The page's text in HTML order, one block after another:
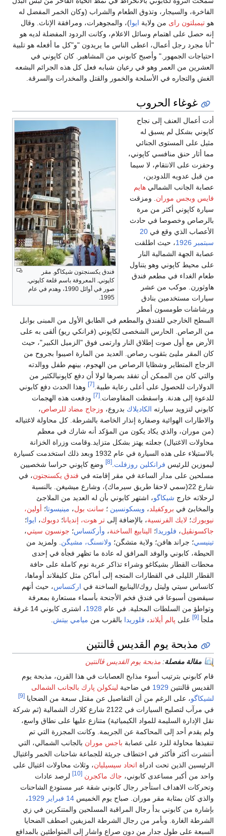
الفاخرة، والسيجار، وتذوق الطعام والشراب (وكان الخمر المفضل له
هو تيمبلتون راى من ولاية ايوا)، والمجوهرات، ومرافقة الإناث. وقال
إنه حصل على اهتمام وسائل الاعلام، وكانت الردود المفضلة لديه هو
"أنا مجرد رجل أعمال، اعطى الناس ما يريدون "و"كل ما أفعله هو تلبية
احتياجات الجمهور." وأصبح كابوني من المشاهير. كان كاپوني في
العشرين من العمر وهو في رعيان شبابه فعل كل هذه الجرائم البشعه
الغش والتجاره في الأسلحة والخمور والقتل والمخدرات والسرقة.
غوغاء الحروب
فندق يكسنجتون شيكاگو. مقر
كاپوني. المعروفة باسم قلعة كاپوني.
صور في أوائل 1990، وهدم في عام
1995.
أدت أعمال العنف إلى نجاح
كاپوني بشكل لم يسبق له
مثيل على المستوى الجنائي
مما أثار حنق منافسي كاپوني،
وحفزت على الانتقام، لا سيما
من قبل عدويه اللدودين،
عصابة الجانب الشمالي هايم
فايس وبجس موران. ومزقت
سيارة كاپوني أكثر من مرة
بالرصاص وخصوصا في حادث
الأعصاب الذي وقع في 20
سبتمبر 1926، حيث اطلقت
عصابة الجهة الشمالية النار
على محيط كاپوني وهو يتناول
طعام الغداء في مطعم فندق
هاوثورن. موكب من عشر
سيارات مستخدمين بنادق
ورشاشات طومسون أمطر
السطح الخارجي للفندق والمطعم في الطابق الأول من المبنى بوابل
من الرصاص. الحارس الشخصى لكاپوني (فرانكي ريو) ألقى به على
الأرض مع أول صوت إطلاق النار وارتمى فوق "الزميل الكبير"، حيث
كان المقر مليئ بثقوب رصاص. العديد من المارة اصيبوا بجروح من
الزجاج المتطاير وشظايا الرصاص من الهجوم، بينهم طفل ووالدته
والتي كان من الممكن أن تفقد بصرها لولا أن دفع كاپونيالكثير من
الدولارات للحصول على أعلى رعاية طبية.[7]
وهذا الحدث دفع كابوني
للدعوة إلى هدنة. واسقطت المفاوضات.[7]
ودفعت هذه الهجمات
كابوني لتزويد سيارته الكاديلاك بدروع، وزجاج مضاد للرصاص،
والاطارات الهوائية وصفارة إنذار الخاصة بالشرطة. كل محاولة لاغتياله
(من موران، والذي يكاد يكون من المؤكد أنه شارك في معظم
محاولات الاغتيال) جعلته يهتز بشكل متزايد.وقامت وزراة الخزانة
بالاستيلاء على هذه السيارة في عام 1932 وبعد ذلك استخدمت كسيارة
ليموزين للرئيس فرانكلين روزفلت.
[8]
وضع كاپوني حراسا شخصيين
مسلحين على مدار الساعة في مقر إقامته في فندق يكسنجتون، في
شارع 22(سمي لاحقا طريق سيرماك)، وشارع ميشيغن. بالنسبة
لرحلاته خارج شيكاگو، اشتهر كابوني بأن له العديد من الملاجئ
والمخابئ في بروكفيلد، ويسكونسين ؛ سانت بول، مينيسوتا؛ أولين،
نيويورك؛ لايك الفرنسية، بالإضافة إلى تر هوت، إنديانا؛ دوبوك، ايوا؛
جاكسونڤيل، فلوريدا؛ الينابيع الساخنة، وأركنساس؛ جونسون سيتي،
تينيسي؛ جراند هافن؛ ولاية متشگن؛ ولانسنگ، مشيگن. ولمزيد من
الحيطة، كابوني والوفد المرافق له عادة ما تظهر فجأة في إحدى
محطات القطار بشيكاغو وشراء تذاكر عربة نوم كاملة على حافة
القطار الليلى في القطارات المتجه إلى أماكن مثل كليفلاند أوماها،
كانساس سيتي وليتل روك/الينابيع الساخنة في اركنساس، حيث أنهم
سيقضون أسبوعا في فندق فخم الأجنحة بأسماء مستعارة بمعرفة
وتواطؤ من السلطات المحلية. في عام 1928
، اشترى كابوني 14 غرفة
ملجأ [9] على پالم أيلاند، فلوريدا بالقرب من ميامي بيتش.
مذبحة يوم القديس ڤالنتين
مقالة مفصلة: مذبحة يوم القديس ڤالنتين
قام كابوني بترتيب أسوء مذابح العصابات في هذا القرن، مذبحة يوم
القديس ڤالنتين 1929 في ضاحية لينكولن پارك بالجانب الشمالى
لشيكاگو، على الرغم من أن التفاصيل عن مقتل سبعة من الضحايا [9]
في مرآب لتصليح السيارات في 2122 شارع كلارك الشمالية (ثم شركة
نقل الإدارة السليمة للمواد الكيميائية) متنازع عليها على نطاق واسع،
ولم يقدم أحد إلى المحاكمة عن الجريمة. وكانت المجزرة التي تم
تنفيذها محاولة للرد على عصابة باجس موران بالجانب الشمالي، التي
أنتشرت أكثر فأكثر في اختطاف جريئة للجماعة شاحنات الخمر واغتيال
الرئيسين الذين تحت ادراة اتحاد سيسيليان، وثلاث محاولات اغتيال على
واحد من أكبر مساعدى كابوني، جاك ماكجرن [10]
لرصد عادات
وتحركات الاهداف استأجر رجال كابوني شقة عبر مستودع الشاحنات
والذي كان بمثابة مقر موران. صباح يوم الخميس 14 فبراير 1929،
بإشارة من كابوني بدأ رجال المراقبة المسلحين والمتنكرين في زي
الشرطة الغارة. وبأمر من رجال الشرطة المزيفين اصطف الضحايا
السبعة على طول جدار من دون صراع واشار إلى المتواطئين بالمدافع